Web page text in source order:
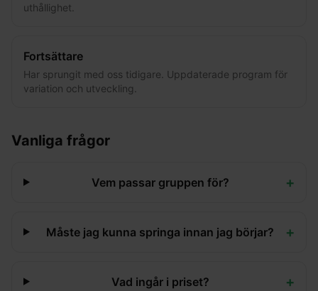
uthållighet.
Fortsättare
Har sprungit med oss tidigare. Uppdaterade program för
variation och utveckling.
Vanliga frågor
Vem passar gruppen för? +
Måste jag kunna springa innan jag börjar? +
Vad ingår i priset? +